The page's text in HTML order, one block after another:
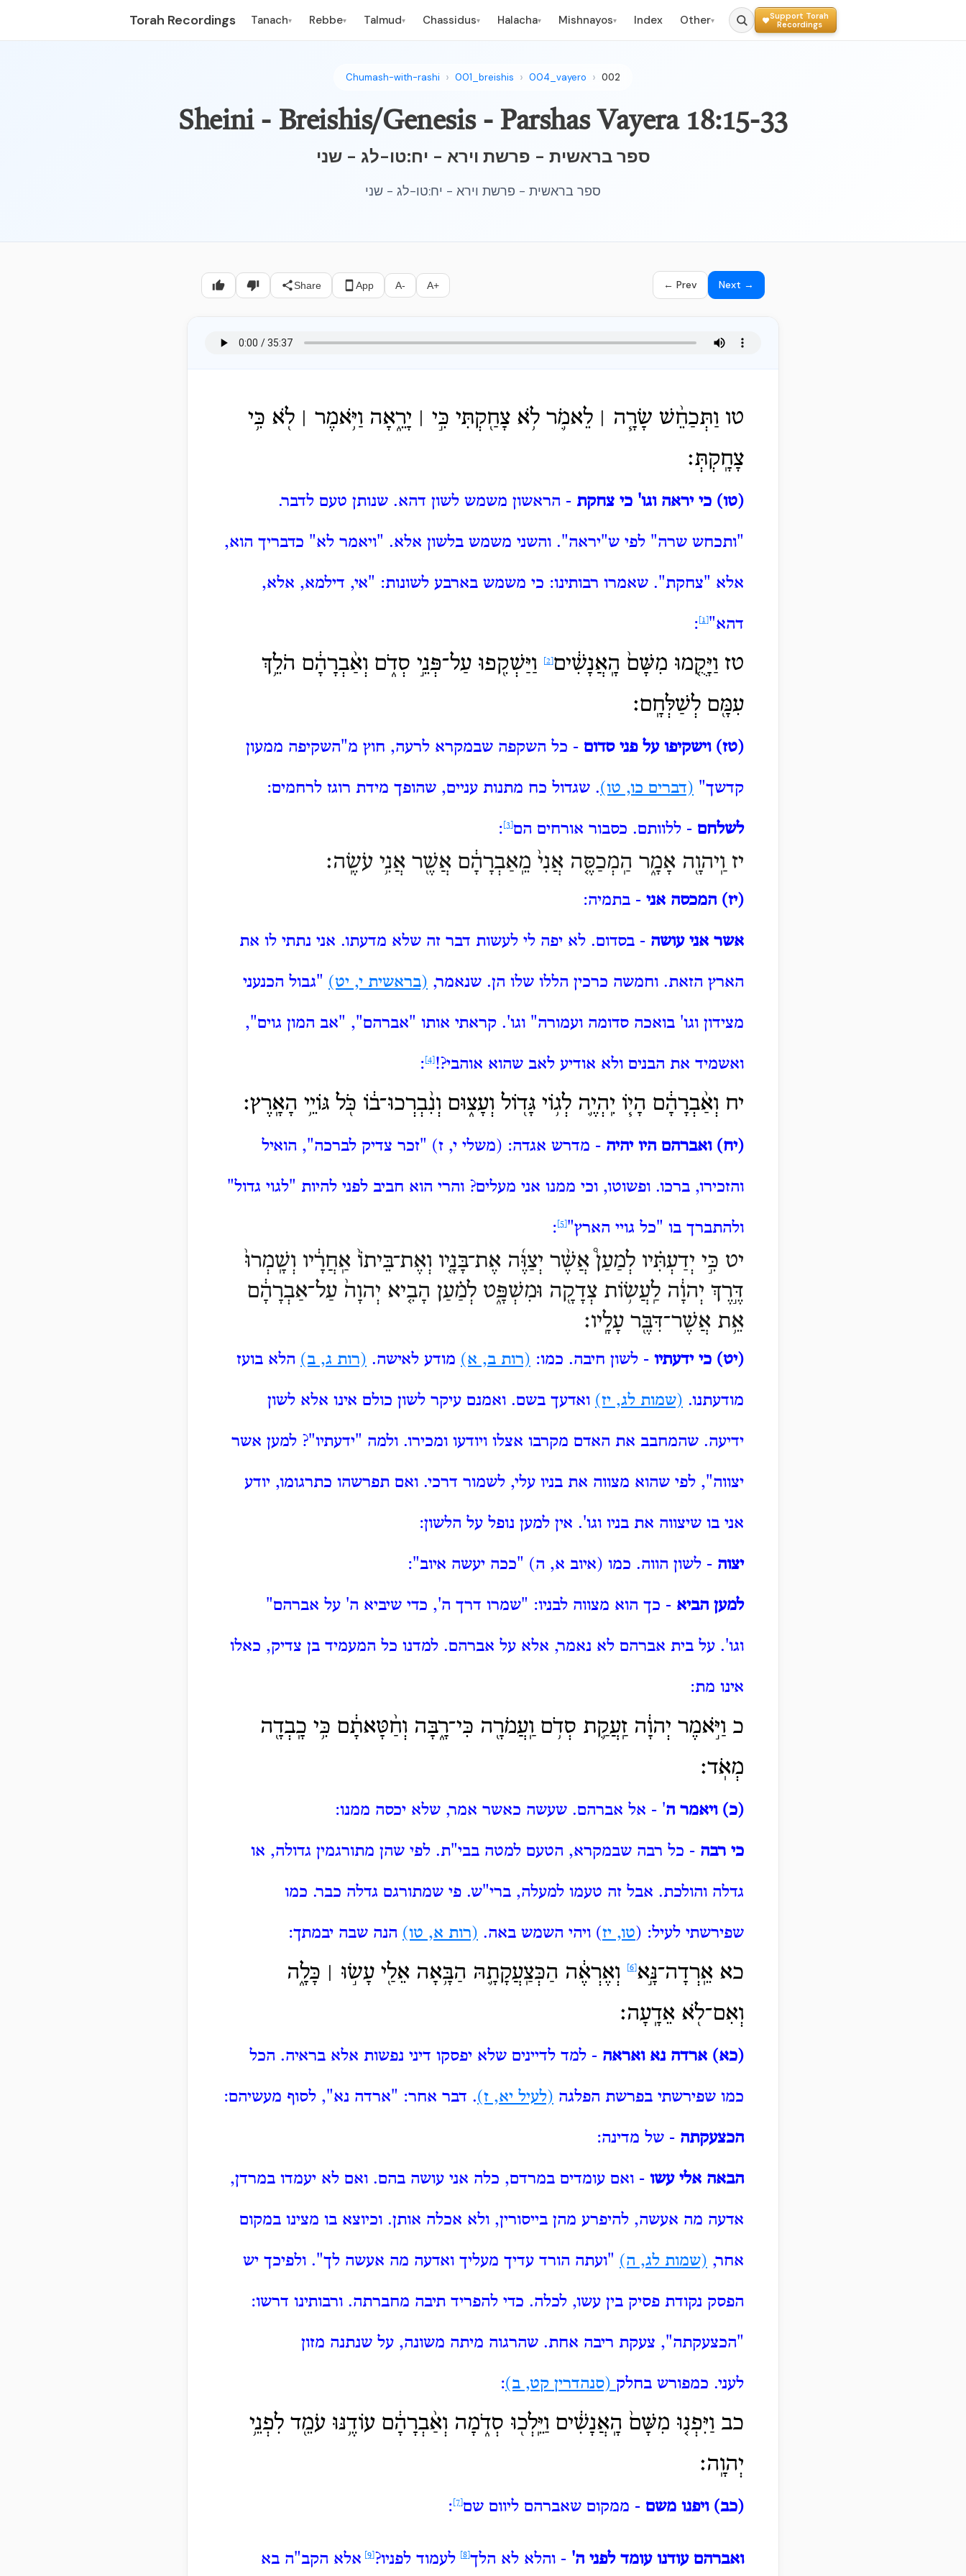
Torah Recordings Tanach▾ Rebbe▾ Talmud▾ Chassidus▾ Halacha▾ Mishnayos▾ Index Other▾
Support Torah
Recordings
Chumash-with-rashi 001_breishis 004_vayero 002
Sheini - Breishis/Genesis - Parshas Vayera 18:15-33
ספר בראשית - פרשת וירא - יח:טו-לג - שני
ספר בראשית - פרשת וירא - יח:טו-לג - שני
Share App A- A+ ← Prev Next →
טו וַתְּכַחֵ֨שׁ שָׂרָ֧ה ׀ לֵאמֹ֛ר לֹ֥א צָחַ֖קְתִּי כִּ֣י ׀ יָרֵ֑אָה וַיֹּ֥אמֶר ׀ לֹ֖א כִּ֥י
צָחָֽקְתְּ׃
(טו) כי יראה וגו' כי צחקת - הראשון משמש לשון דהא. שנותן טעם לדבר.
"ותכחש שרה" לפי ש"יראה". והשני משמש בלשון אלא. "ויאמר לא" כדבריך הוא,
אלא "צחקת". שאמרו רבותינו: כי משמש בארבע לשונות: "אי, דילמא, אלא,
דהא" :
טז וַיָּקֻ֤מוּ מִשָּׁם֙ הָֽאֲנָשִׁ֔ים
וַיַּשְׁקִ֖פוּ עַל־פְּנֵ֣י סְדֹ֑ם וְאַ֨בְרָהָ֔ם הֹלֵ֥ךְ
עִמָּ֖ם לְשַׁלְּחָֽם׃
(טז) וישקיפו על פני סדום - כל השקפה שבמקרא לרעה, חוץ מ"השקיפה ממעון
קדשך" (דברים כו, טו). שגדול כח מתנות עניים, שהופך מידת רוגז לרחמים:
לשלחם - ללוותם. כסבור אורחים הם :
יז וַֽיהוָ֖ה אָמָ֑ר הַֽמְכַסֶּ֤ה אֲנִי֙ מֵֽאַבְרָהָ֔ם אֲשֶׁ֖ר אֲנִ֥י עֹשֶֽׂה׃
(יז) המכסה אני - בתמיה:
אשר אני עושה - בסדום. לא יפה לי לעשות דבר זה שלא מדעתו. אני נתתי לו את
הארץ הזאת. וחמשה כרכין הללו שלו הן. שנאמר, (בראשית י, יט) "גבול הכנעני
מצידון וגו' בואכה סדומה ועמורה" וגו'. קראתי אותו "אברהם", "אב המון גוים",
ואשמיד את הבנים ולא אודיע לאב שהוא אוהבי?! :
יח וְאַ֨בְרָהָ֔ם הָי֧וֹ יִֽהְיֶ֛ה לְג֥וֹי גָּד֖וֹל וְעָצ֑וּם וְנִ֨בְרְכוּ־ב֔וֹ כֹּ֖ל גּוֹיֵ֥י הָאָֽרֶץ׃
(יח) ואברהם היו יהיה - מדרש אגדה: (משלי י, ז) "זכר צדיק לברכה", הואיל
והזכירו, ברכו. ופשוטו, וכי ממנו אני מעלים? והרי הוא חביב לפני להיות "לגוי גדול"
ולהתברך בו "כל גויי הארץ" :
יט כִּ֣י יְדַעְתִּ֗יו לְמַעַן֩ אֲשֶׁ֨ר יְצַוֶּ֜ה אֶת־בָּנָ֤יו וְאֶת־בֵּיתוֹ֙ אַֽחֲרָ֔יו וְשָֽׁמְרוּ֙
דֶּ֣רֶךְ יְהוָ֔ה לַֽעֲשׂ֥וֹת צְדָקָ֖ה וּמִשְׁפָּ֑ט לְמַ֗עַן הָבִ֤יא יְהוָה֙ עַל־אַבְרָהָ֔ם
אֵ֥ת אֲשֶׁר־דִּבֶּ֖ר עָלָֽיו׃
(יט) כי ידעתיו - לשון חיבה. כמו: (רות ב, א) מודע לאישה. (רות ג, ב) הלא בועז
מודעתנו. (שמות לג, יז) ואדעך בשם. ואמנם עיקר לשון כולם אינו אלא לשון
ידיעה. שהמחבב את האדם מקרבו אצלו ויודעו ומכירו. ולמה "ידעתיו"? למען אשר
יצווה", לפי שהוא מצווה את בניו עלי, לשמור דרכי. ואם תפרשהו כתרגומו, יודע
אני בו שיצווה את בניו וגו'. אין למען נופל על הלשון:
יצוה - לשון הווה. כמו (איוב א, ה) "ככה יעשה איוב":
למען הביא - כך הוא מצווה לבניו: "שמרו דרך ה', כדי שיביא ה' על אברהם"
וגו'. על בית אברהם לא נאמר, אלא על אברהם. למדנו כל המעמיד בן צדיק, כאלו
אינו מת:
כ וַיֹּ֣אמֶר יְהוָ֔ה זַֽעֲקַ֛ת סְדֹ֥ם וַֽעֲמֹרָ֖ה כִּי־רָ֑בָּה וְחַ֨טָּאתָ֔ם כִּ֥י כָֽבְדָ֖ה
מְאֹֽד׃
(כ) ויאמר ה' - אל אברהם. שעשה כאשר אמר, שלא יכסה ממנו:
כי רבה - כל רבה שבמקרא, הטעם למטה בבי"ת. לפי שהן מתורגמין גדולה, או
גדלה והולכת. אבל זה טעמו למעלה, ברי"ש. פי שמתורגם גדלה כבר. כמו
שפירשתי לעיל: (טו, יז) ויהי השמש באה. (רות א, טו) הנה שבה יבמתך:
כא אֵֽרְדָה־נָּ֣א
וְאֶרְאֶ֔ה הַכְּצַֽעֲקָתָ֛הּ הַבָּ֥אָה אֵלַ֖י עָשׂ֣וּ ׀ כָּלָ֑ה
וְאִם־לֹ֖א אֵדָֽעָה׃
(כא) ארדה נא ואראה - למד לדיינים שלא יפסקו דיני נפשות אלא בראיה. הכל
כמו שפירשתי בפרשת הפלגה (לעיל יא, ז). דבר אחר: "ארדה נא", לסוף מעשיהם:
הכצעקתה - של מדינה:
הבאה אלי עשו - ואם עומדים במרדם, כלה אני עושה בהם. ואם לא יעמדו במרדן,
אדעה מה אעשה, להיפרע מהן בייסורין, ולא אכלה אותן. וכיוצא בו מצינו במקום
אחר, (שמות לג, ה) "ועתה הורד עדיך מעליך ואדעה מה אעשה לך". ולפיכך יש
הפסק נקודת פסיק בין עשו, לכלה. כדי להפריד תיבה מחברתה. ורבותינו דרשו:
"הכצעקתה", צעקת ריבה אחת. שהרגוה מיתה משונה, על שנתנה מזון
לעני. כמפורש בחלק (סנהדרין קט, ב):
כב וַיִּפְנ֤וּ מִשָּׁם֙ הָֽאֲנָשִׁ֔ים וַיֵּֽלְכ֖וּ סְדֹ֑מָה וְאַ֨בְרָהָ֔ם עוֹדֶ֥נּוּ עֹמֵ֖ד לִפְנֵ֥י
יְהוָֽה׃
(כב) ויפנו משם - ממקום שאברהם ליוום שם :
ואברהם עודנו עומד לפני ה' - והלא לא הלך לעמוד לפניו? אלא הקב"ה בא